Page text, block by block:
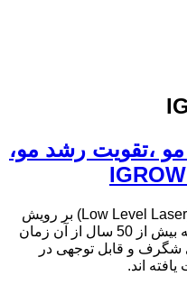
،تقویت رشد مو،
از سال 1967 که تأثیر لیزر کم توان (Low Level Laser) بر رویش
مجدد مو به اثبات رسید تا به امروز که بیش از 50 سال از آن زمان
شگرف و قابل توجهی در
اند.